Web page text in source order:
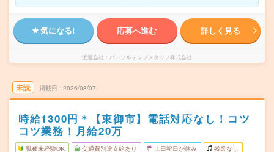
気になる! 応募へ進む 詳しく見る
派遣会社 パーソルテンプスタッフ株式会社
未読 掲載日 2026/08/07
時給1300円＊【東御市】電話対応なし！コツ
コツ業務！月給20万
職種未経験OK 交通費別途支給あり 土日祝日が休み 残業なし